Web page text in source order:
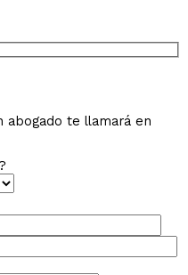
abogado te llamará en